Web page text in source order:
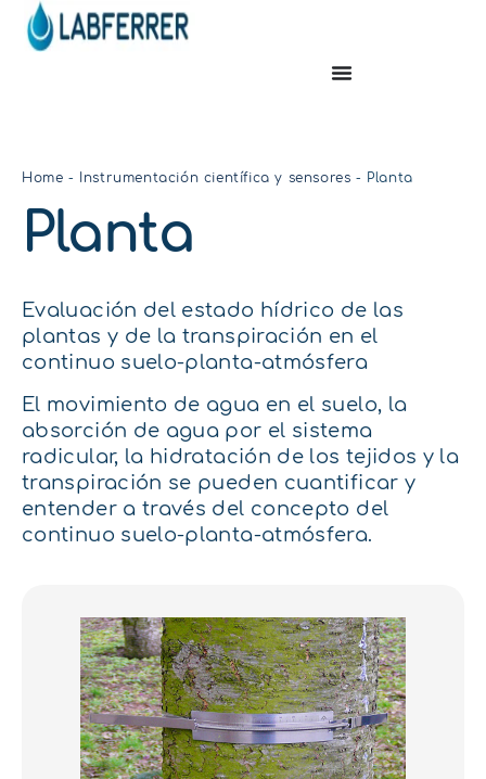
Home - Instrumentación científica y sensores - Planta
Planta
Evaluación del estado hídrico de las
plantas y de la transpiración en el
continuo suelo-planta-atmósfera
El movimiento de agua en el suelo, la
absorción de agua por el sistema
radicular, la hidratación de los tejidos y la
transpiración se pueden cuantificar y
entender a través del concepto del
continuo suelo-planta-atmósfera.